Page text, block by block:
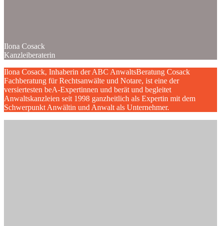
Ilona Cosack
Kanzleiberaterin
Ilona Cosack, Inhaberin der ABC AnwaltsBeratung Cosack
Fachberatung für Rechtsanwälte und Notare, ist eine der
versiertesten beA-Expertinnen und berät und begleitet
Anwaltskanzleien seit 1998 ganzheitlich als Expertin mit dem
Schwerpunkt Anwältin und Anwalt als Unternehmer.